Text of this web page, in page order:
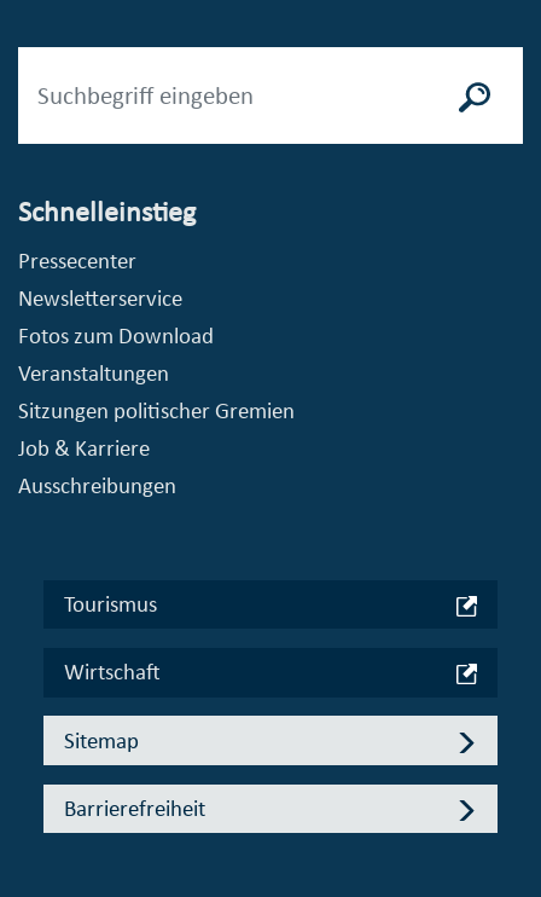
Schnelleinstieg
Pressecenter
Newsletterservice
Fotos zum Download
Veranstaltungen
Sitzungen politischer Gremien
Job & Karriere
Ausschreibungen
Tourismus
Wirtschaft
Sitemap
Barrierefreiheit